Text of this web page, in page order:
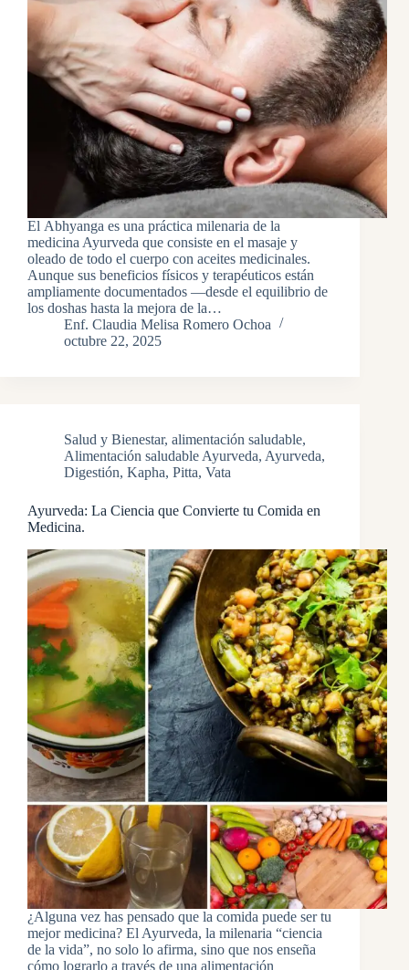
El Abhyanga es una práctica milenaria de la
medicina Ayurveda que consiste en el masaje y
oleado de todo el cuerpo con aceites medicinales.
Aunque sus beneficios físicos y terapéuticos están
ampliamente documentados —desde el equilibrio de
los doshas hasta la mejora de la…
Enf. Claudia Melisa Romero Ochoa
octubre 22, 2025
Salud y Bienestar, alimentación saludable,
Alimentación saludable Ayurveda, Ayurveda,
Digestión, Kapha, Pitta, Vata
Ayurveda: La Ciencia que Convierte tu Comida en
Medicina.
¿Alguna vez has pensado que la comida puede ser tu
mejor medicina? El Ayurveda, la milenaria “ciencia
de la vida”, no solo lo afirma, sino que nos enseña
cómo lograrlo a través de una alimentación